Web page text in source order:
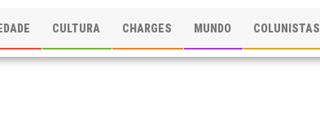
CULTURA CHARGES MUNDO COLUNISTAS